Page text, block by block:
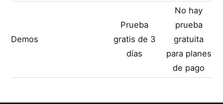
Demos
Prueba
gratis de 3
días
No hay
prueba
gratuita
para planes
de pago